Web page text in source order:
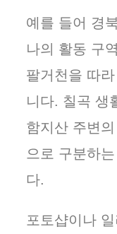
예를 들어 경
나의 활동 구
팔거천을 따
니다. 칠곡 생
함지산 주변
으로 구분하
다.
포토샵이나